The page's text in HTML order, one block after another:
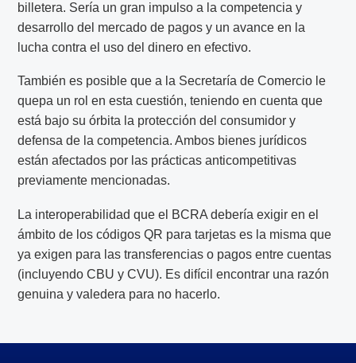
billetera. Sería un gran impulso a la competencia y
desarrollo del mercado de pagos y un avance en la
lucha contra el uso del dinero en efectivo.
También es posible que a la Secretaría de Comercio le
quepa un rol en esta cuestión, teniendo en cuenta que
está bajo su órbita la protección del consumidor y
defensa de la competencia. Ambos bienes jurídicos
están afectados por las prácticas anticompetitivas
previamente mencionadas.
La interoperabilidad que el BCRA debería exigir en el
ámbito de los códigos QR para tarjetas es la misma que
ya exigen para las transferencias o pagos entre cuentas
(incluyendo CBU y CVU). Es difícil encontrar una razón
genuina y valedera para no hacerlo.